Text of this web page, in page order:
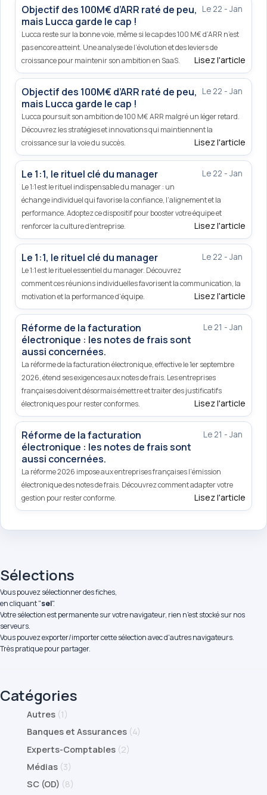
Le 22 - Jan
Objectif des 100M€ d’ARR raté de peu,
mais Lucca garde le cap !
Lucca reste sur la bonne voie, même si le cap des 100 M€ d’ARR n’est
pas encore atteint. Une analyse de l’évolution et des leviers de
croissance pour maintenir son ambition en SaaS.
Lisez l'article
Le 22 - Jan
Objectif des 100M€ d’ARR raté de peu,
mais Lucca garde le cap !
Lucca poursuit son ambition de 100 M€ ARR malgré un léger retard.
Découvrez les stratégies et innovations qui maintiennent la
croissance sur la voie du succès.
Lisez l'article
Le 22 - Jan
Le 1:1, le rituel clé du manager
Le 1:1 est le rituel indispensable du manager : un
échange individuel qui favorise la confiance, l’alignement et la
performance. Adoptez ce dispositif pour booster votre équipe et
renforcer la culture d’entreprise.
Lisez l'article
Le 22 - Jan
Le 1:1, le rituel clé du manager
Le 1:1 est le rituel essentiel du manager. Découvrez
comment ces réunions individuelles favorisent la communication, la
motivation et la performance d’équipe.
Lisez l'article
Le 21 - Jan
Réforme de la facturation
électronique : les notes de frais sont
aussi concernées.
La réforme de la facturation électronique, effective le 1er septembre
2026, étend ses exigences aux notes de frais. Les entreprises
françaises doivent désormais émettre et traiter des justificatifs
électroniques pour rester conformes.
Lisez l'article
Le 21 - Jan
Réforme de la facturation
électronique : les notes de frais sont
aussi concernées.
La réforme 2026 impose aux entreprises françaises l’émission
électronique des notes de frais. Découvrez comment adapter votre
gestion pour rester conforme.
Lisez l'article
Sélections
Vous pouvez sélectionner des fiches,
en cliquant "sel".
Votre sélection est permanente sur votre navigateur, rien n'est stocké sur nos
serveurs.
Vous pouvez exporter/importer cette sélection avec d'autres navigateurs.
Très pratique pour partager.
Catégories
Autres (1)
Banques et Assurances (4)
Experts-Comptables (2)
Médias (3)
SC (OD) (8)